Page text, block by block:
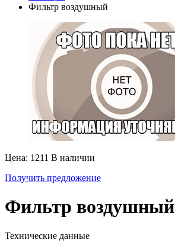
Фильтр воздушный
Цена: 1211 В наличии
Получить предложение
Фильтр воздушный
Технические данные